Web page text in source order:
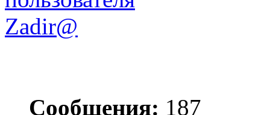
Zadir@
Сообщения: 187